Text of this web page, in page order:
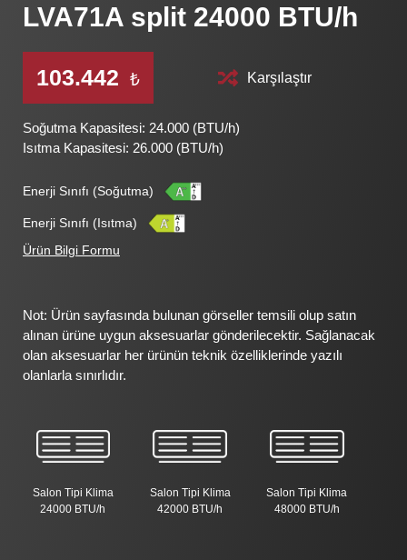
LVA71A split 24000 BTU/h
103.442 ₺ Karşılaştır
Soğutma Kapasitesi: 24.000 (BTU/h)
Isıtma Kapasitesi: 26.000 (BTU/h)
Enerji Sınıfı (Soğutma)
Enerji Sınıfı (Isıtma)
Ürün Bilgi Formu
Not: Ürün sayfasında bulunan görseller temsili olup satın
alınan ürüne uygun aksesuarlar gönderilecektir. Sağlanacak
olan aksesuarlar her ürünün teknik özelliklerinde yazılı
olanlarla sınırlıdır.
Salon Tipi Klima
24000 BTU/h
Salon Tipi Klima
42000 BTU/h
Salon Tipi Klima
48000 BTU/h